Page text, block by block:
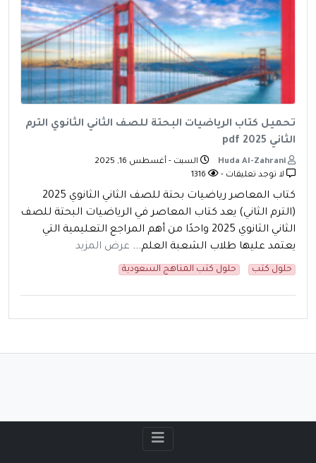
تحميل كتاب الرياضيات البحتة للصف الثاني الثانوي الترم
الثاني pdf 2025
السبت - أغسطس 16, 2025
لا توجد تعليقات -
كتاب المعاصر رياضيات بحتة للصف الثاني الثانوي 2025
(الترم الثاني) يعد كتاب المعاصر في الرياضيات البحتة للصف
الثاني الثانوي 2025 واحدًا من أهم المراجع التعليمية التي
يعتمد عليها طلاب الشعبة العلم... عرض المزيد
حلول كتب حلول كتب المناهج السعودية